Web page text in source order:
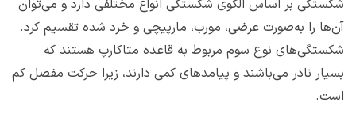
شکستگی بر اساس الگوی شکستگی انواع مختلفی دارد و می‌توان
آن‌ها را به‌صورت عرضی، مورب، مارپیچی و خرد شده تقسیم کرد.
شکستگی‌های نوع سوم مربوط به قاعده متاکارپ هستند که
بسیار نادر می‌باشند و پیامدهای کمی دارند، زیرا حرکت مفصل کم
است.